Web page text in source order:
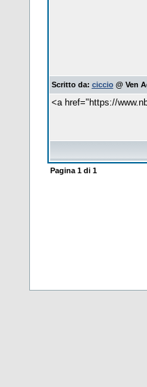
Scritto da: ciccio@ Ven
<a href="https://
Pagina 1di 1